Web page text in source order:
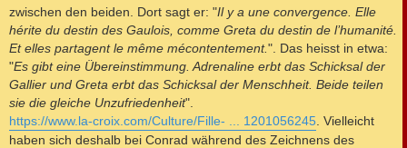
zwischen den beiden. Dort sagt er: "Il y a une convergence. Elle
hérite du destin des Gaulois, comme Greta du destin de l’humanité.
Et elles partagent le même mécontentement.". Das heisst in etwa:
"Es gibt eine Übereinstimmung. Adrenaline erbt das Schicksal der
Gallier und Greta erbt das Schicksal der Menschheit. Beide teilen
sie die gleiche Unzufriedenheit".
https://www.la-croix.com/Culture/Fille- ... 1201056245 . Vielleicht
haben sich deshalb bei Conrad während des Zeichnens des